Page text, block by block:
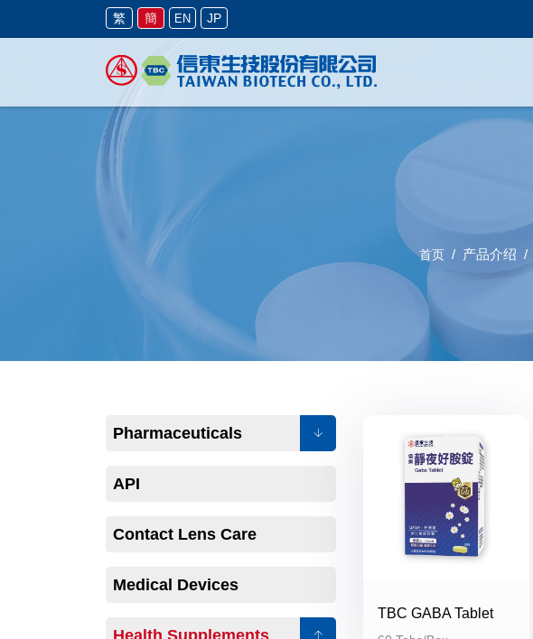
繁 簡 EN JP
首页 产品介绍
Pharmaceuticals
API
Contact Lens Care
Medical Devices
Health Supplements
TBC GABA Tablet